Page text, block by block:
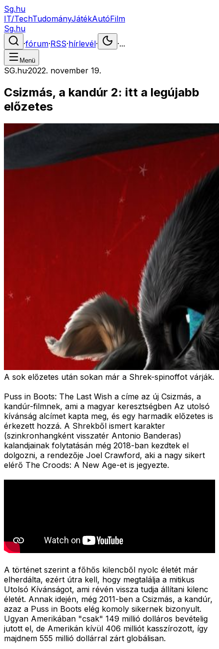
Sg.hu
IT/TechTudományJátékAutóFilm
Sg.hu
·fórum·RSS·hírlevél· ·...
Menü
SG.hu·2022. november 19.
Csizmás, a kandúr 2: itt a legújabb
előzetes
A sok előzetes után sokan már a Shrek-spinoffot várják.
Puss in Boots: The Last Wish a címe az új Csizmás, a
kandúr-filmnek, ami a magyar keresztségben Az utolsó
kívánság alcímet kapta meg, és egy harmadik előzetes is
érkezett hozzá. A Shrekből ismert karakter
(szinkronhangként visszatér Antonio Banderas)
kalandjainak folytatásán még 2018-ban kezdtek el
dolgozni, a rendezője Joel Crawford, aki a nagy sikert
elérő The Croods: A New Age-et is jegyezte.
A történet szerint a főhős kilencből nyolc életét már
elherdálta, ezért útra kell, hogy megtalálja a mitikus
Utolsó Kívánságot, ami révén vissza tudja állítani kilenc
életét. Annak idején, még 2011-ben a Csizmás, a kandúr,
azaz a Puss in Boots elég komoly sikernek bizonyult.
Ugyan Amerikában "csak" 149 millió dolláros bevételig
jutott el, de Amerikán kívül 406 milliót kasszírozott, így
majdnem 555 millió dollárral zárt globálisan.